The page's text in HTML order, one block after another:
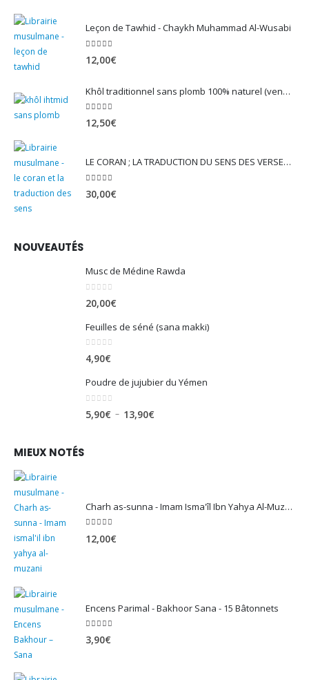
Leçon de Tawhid - Chaykh Muhammad Al-Wusabi
12,00€
Khôl traditionnel sans plomb 100% naturel (vendu avec son mirwed)
4.82sur 5
12,50€
LE CORAN ; LA TRADUCTION DU SENS DES VERSET - EDITION TAWBAH
30,00€
NOUVEAUTÉS
Musc de Médine Rawda
20,00€
Feuilles de séné (sana makki)
0 sur 5
4,90€
Poudre de jujubier du Yémen
5,90€ – 13,90€
MIEUX NOTÉS
Charh as-sunna - Imam Isma'îl Ibn Yahya Al-Muzanî
12,00€
Encens Parimal - Bakhoor Sana - 15 Bâtonnets
5.00sur 5
3,90€